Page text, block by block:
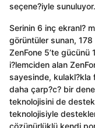
seçene?iyle sunuluyor.
Serinin 6 inç ekranl?
görüntüler sunan,
ZenFone 5’te
i?lemciden alan
sayesinde, kulakl?kla
daha çarp?c? bir
teknolojisini de
teknolojisiyle
çözünürlüklü kendi